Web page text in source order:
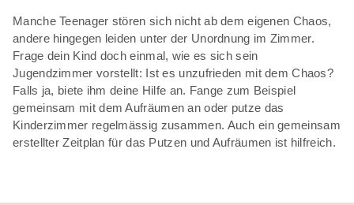
Manche Teenager stören sich nicht ab dem eigenen Chaos,
andere hingegen leiden unter der Unordnung im Zimmer.
Frage dein Kind doch einmal, wie es sich sein
Jugendzimmer vorstellt: Ist es unzufrieden mit dem Chaos?
Falls ja, biete ihm deine Hilfe an. Fange zum Beispiel
gemeinsam mit dem Aufräumen an oder putze das
Kinderzimmer regelmässig zusammen. Auch ein gemeinsam
erstellter Zeitplan für das Putzen und Aufräumen ist hilfreich.